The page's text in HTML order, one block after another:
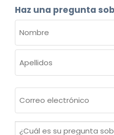
Haz una pregunta
(OBLIGATORIO)
Nombre
electrónico
¿Cuál